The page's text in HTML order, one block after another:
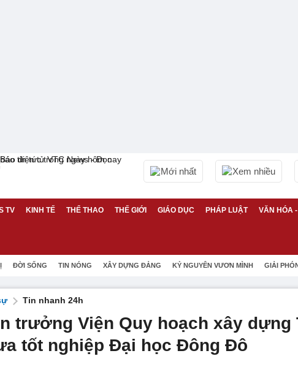
Mới nhất Xem nhiều
TV KINH TẾ THỂ THAO THẾ GIỚI GIÁO DỤC PHÁP LUẬT VĂN HÓA -
ĐỜI SỐNG TIN NÓNG XÂY DỰNG ĐẢNG KỶ NGUYÊN VƯƠN MÌNH GIẢI
Tin nhanh 24h
trưởng Viện Quy hoạch xây dựng
tốt nghiệp Đại học Đông Đô